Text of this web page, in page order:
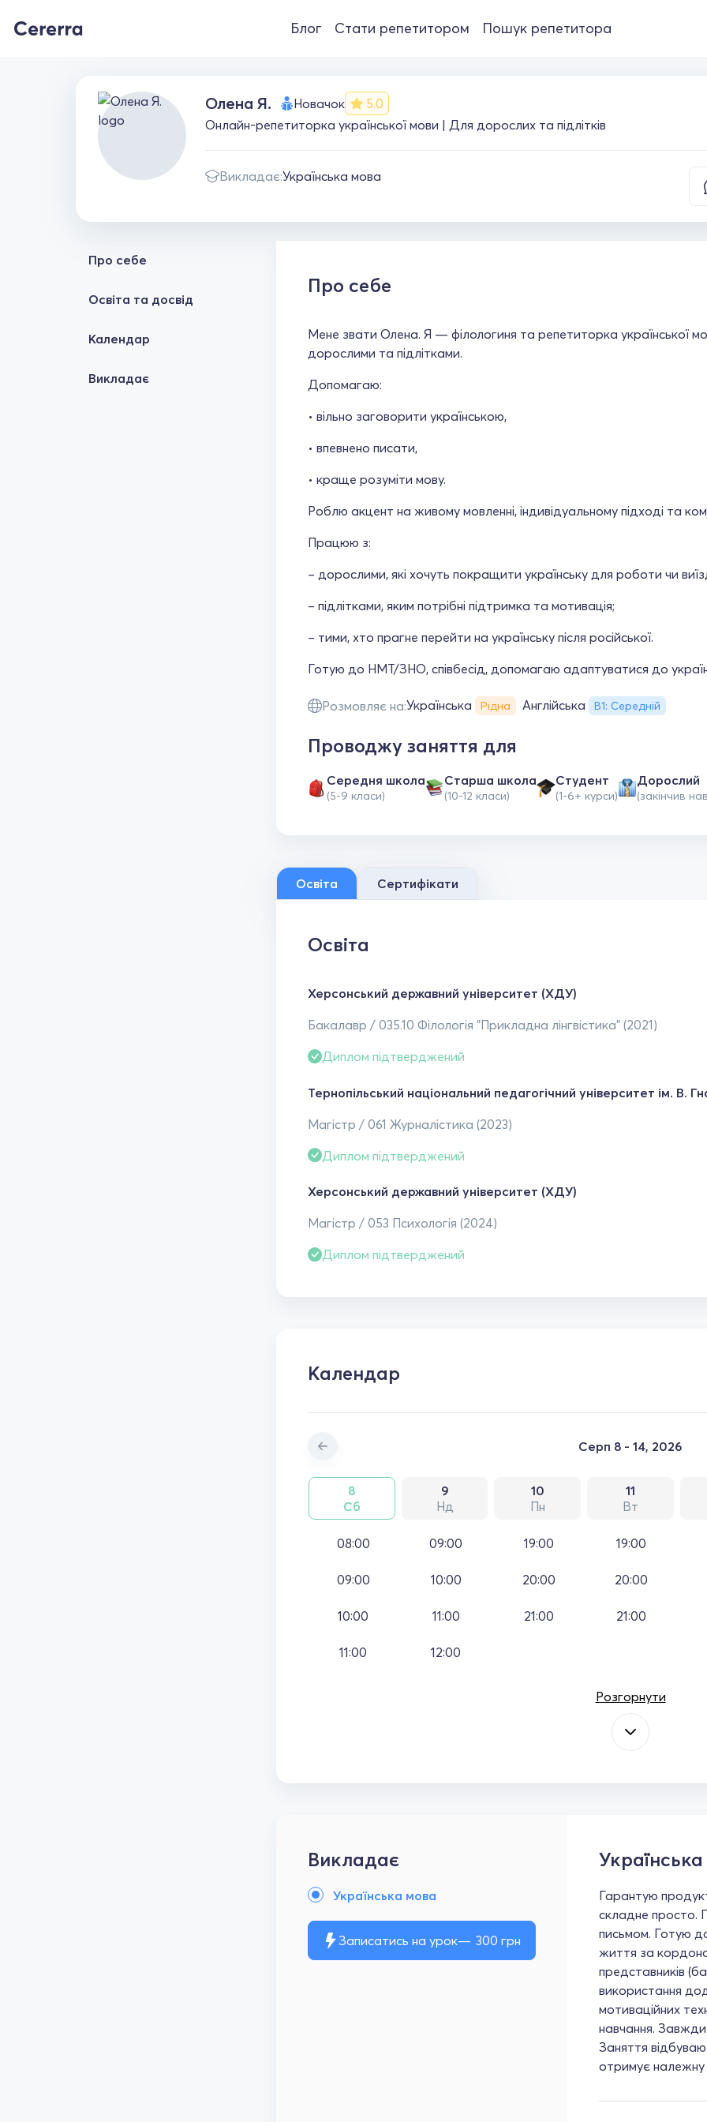
Блог Стати репетитором Пошук репетитора
Олена Я. Новачок
5.0
Онлайн-репетиторка української мови | Для дорослих та підлітків
Викладає:Українська мова
Про себе
Освіта та досвід
Календар
Викладає
Про себе
Мене звати Олена. Я — філологиня та репетиторка української
дорослими та підлітками.
Допомагаю:
• вільно заговорити українською,
• впевнено писати,
• краще розуміти мову.
Роблю акцент на живому мовленні, індивідуальному підході та
Працюю з:
– дорослими, які хочуть покращити українську для роботи чи
– підлітками, яким потрібні підтримка та мотивація;
– тими, хто прагне перейти на українську після російської.
Готую до НМТ/ЗНО, співбесід, допомагаю адаптуватися до
Розмовляє на:Українська Рідна Англійська В1: Середній
Проводжу заняття для
Середня школа
(5-9 класи)
Старша школа
(10-12 класи)
Студент
(1-6+ курси)
Дорослий
(закінчив
Освіта Сертифікати
Освіта
Херсонський державний університет (ХДУ)
Бакалавр / 035.10 Філологія "Прикладна лінгвістика" (2021)
Диплом підтверджений
Тернопільський національний педагогічний університет ім. В.
Магістр / 061 Журналістика (2023)
Диплом підтверджений
Херсонський державний університет (ХДУ)
Магістр / 053 Психологія (2024)
Диплом підтверджений
Календар
Серп 8 - 14, 2026
8
Сб
9
Нд
10
Пн
11
Вт
08:00
09:00
10:00
11:00
09:00
10:00
11:00
12:00
19:00
20:00
21:00
19:00
20:00
21:00
Розгорнути
Викладає
Українська мова
Записатись на урок 300 грн
Гарантую
складне просто.
письмом. Готую
життя за
представників
використання
мотиваційних
навчання.
Заняття
отримує належну